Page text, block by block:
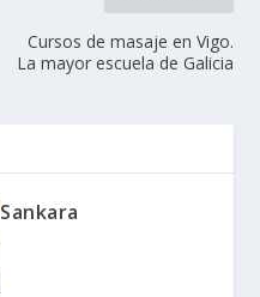
Cursos de masaje en Vigo.
La mayor escuela de Galicia
Sankara